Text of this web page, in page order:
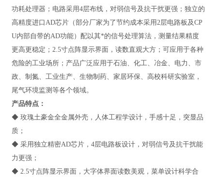
功耗处理器；电路采用4层布线，对弱信号及抗干扰更强；独立的
高精度进口AD芯片（部分厂家为了节约成本采用2层电路板及CP
U内部自带的AD功能）配以其*的信号处理算法，测量结果精度
更高更稳定；2.5寸点阵显示界面，读数直观大方； 可应用于各种
危险的工业场所；产品广泛应用于石油、化工、冶金、电力、市
政、制氮、工业生产、 生物制药、家居环保、高校科研实验室，
尾气环境监测 等各个领域。
产品特点：
◆ 玫瑰土豪金全金属外壳，人体工程学设计，手感十足，突显品
质；
◆ 采用独立精密AD芯片，4层电路板设计，对弱信号及抗干扰能
力更强；
◆ 2.5寸点阵显示界面，大字体界面读数美观，菜单设计科学合